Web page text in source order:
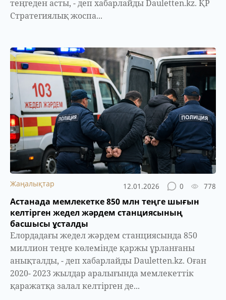
теңгеден асты, - деп хабарлайды Dauletten.kz. ҚР
Стратегиялық жоспа...
Жаңалықтар 12.01.2026 0 778
Астанада мемлекетке 850 млн теңге шығын
келтірген жедел жәрдем станциясының
басшысы ұсталды
Елордадағы жедел жәрдем станциясында 850
миллион теңге көлемінде қаржы ұрланғаны
анықталды, - деп хабарлайды Dauletten.kz. Оған
2020- 2023 жылдар аралығында мемлекеттік
қаражатқа залал келтірген де...